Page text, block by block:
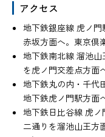
アクセス
地下鉄銀座線 虎ノ門
赤坂方面へ。東京倶
地下鉄南北線 溜池山
を虎ノ門交差点方面
地下鉄丸の内・千代
地下鉄虎ノ門駅方面
地下鉄日比谷線 虎ノ
二通りを溜池山王方